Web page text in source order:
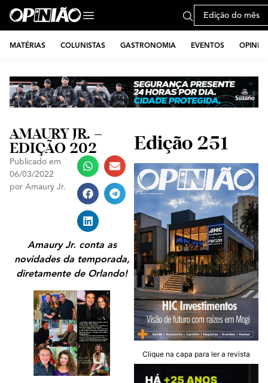
Edição do mês
MATÉRIAS COLUNISTAS GASTRONOMIA EVENTOS
AMAURY JR. –
EDIÇÃO 202
Publicado em
06/03/2022
por Amaury Jr.
Amaury Jr. conta as
novidades da temporada,
diretamente de Orlando!
Edição 251
Clique na capa para ler a revista